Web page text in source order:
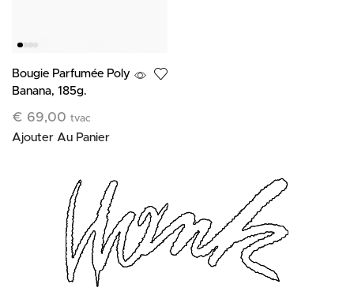
Bougie Parfumée Poly
Banana, 185g.
€ 69,00 tvac
Ajouter Au Panier